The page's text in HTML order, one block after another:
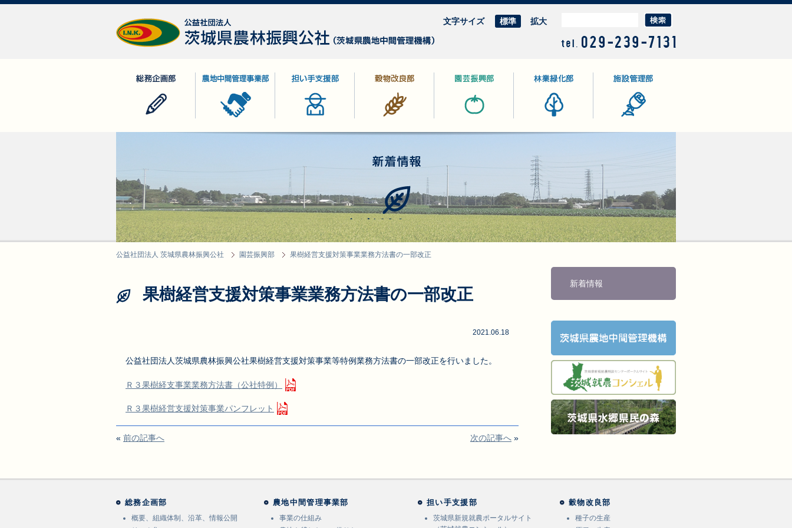
文字サイズ 標準 拡大
新着情報
公益社団法人 茨城県農林振興公社 園芸振興部 果樹経営支援対策事業業務方法書の一部改正
果樹経営支援対策事業業務方法書の一部改正
2021.06.18
公益社団法人茨城県農林振興公社果樹経営支援対策事業等特例業務方法書の一部改正を行いました。
Ｒ３果樹経支事業業務方法書（公社特例）
Ｒ３果樹経営支援対策事業パンフレット
« 前の記事へ 次の記事へ »
新着情報
総務企画部
概要、組織体制、沿革、情報公開
農地中間管理事業部
事業の仕組み
担い手支援部
茨城県新規就農ポータルサイト
穀物改良部
種子の生産